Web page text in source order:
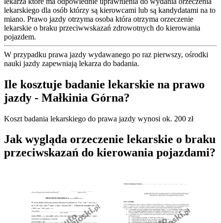
lekarskiego dla osób którzy są kierowcami lub są kandydatami na to
miano. Prawo jazdy otrzyma osoba która otrzyma orzeczenie
lekarskie o braku przeciwwskazań zdrowotnych do kierowania
pojazdem.
W przypadku prawa jazdy wydawanego po raz pierwszy, ośrodki
nauki jazdy zapewniają lekarza do badania.
Ile kosztuje badanie lekarskie na prawo
jazdy - Małkinia Górna?
Koszt badania lekarskiego do prawa jazdy wynosi ok. 200 zł
Jak wygląda orzeczenie lekarskie o braku
przeciwskazań do kierowania pojazdami?